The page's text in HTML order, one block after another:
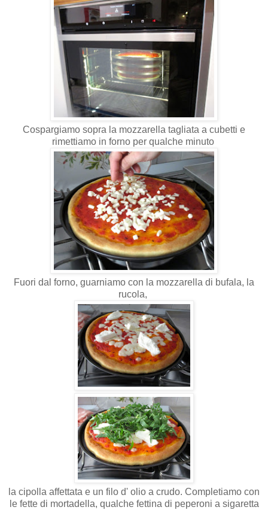
Cospargiamo sopra la mozzarella tagliata a cubetti e
rimettiamo in forno per qualche minuto
Fuori dal forno, guarniamo con la mozzarella di bufala, la
rucola,
la cipolla affettata e un filo d' olio a crudo. Completiamo con
le fette di mortadella, qualche fettina di peperoni a sigaretta